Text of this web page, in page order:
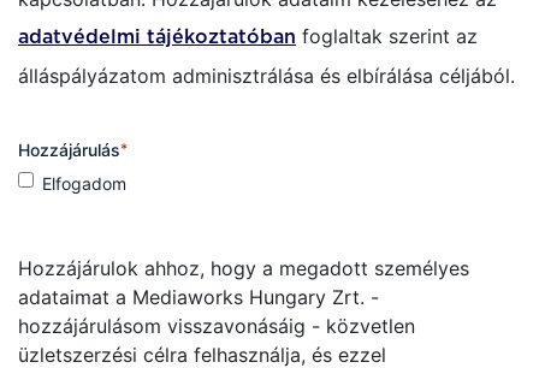
adatvédelmi tájékoztatóban foglaltak szerint az
álláspályázatom adminisztrálása és elbírálása céljából.
Hozzájárulás*
Elfogadom
Hozzájárulok ahhoz, hogy a megadott személyes
adataimat a Mediaworks Hungary Zrt. -
hozzájárulásom visszavonásáig - közvetlen
üzletszerzési célra felhasználja, és ezzel